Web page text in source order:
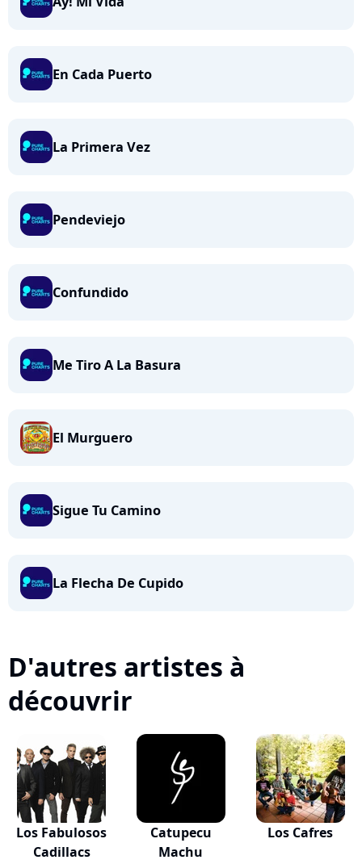
En Cada Puerto
La Primera Vez
Pendeviejo
Confundido
Me Tiro A La Basura
El Murguero
Sigue Tu Camino
La Flecha De Cupido
D'autres artistes à
découvrir
Los Fabulosos
Cadillacs
Catupecu
Machu
Los Cafres